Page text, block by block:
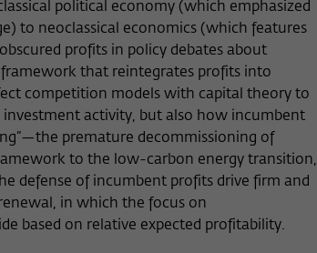
political economy (which emphasized
to neoclassical economics (which features
profits in policy debates about
that reintegrates profits into
competition models with capital theory to
activity, but also how incumbent
premature decommissioning of
to the low-carbon energy transition,
defense of incumbent profits drive firm and
in which the focus on
based on relative expected profitability.
Wissenschaftskolleg zu Berlin
Session-Dauer
Dieses Cookie dient zur Identifizierung einer
Session-ID bei der Anmeldung am internen
Bereich der Webseite des Wissenschaftskollegs.
Matomo
13 Monate
Dieses Cookie dient dazu, den/die Besucher:in
über eine Besucher-ID zuzuordnen.
_pk_ref
Matomo
auf unserer Webseite externe Inhalte, um Ihnen
anzubieten. Diese externen Inhalte sind
Plattform Vimeo, Inhalte des Nachrichtendienstes
der OpenStreetMap Foundation (OSMF). Wenn
externer Inhalte zustimmen, verwendet Vimeo
des Browsers, um Informationen über Ihre
zu speichern (z.B. Häufigkeit des Aufrufes,
etc). Außerdem willigen Sie ein, dass eine
den externen Diensten ggf. in sog. Drittstaaten wie
wird, deren Datenschutzniveau von der EU